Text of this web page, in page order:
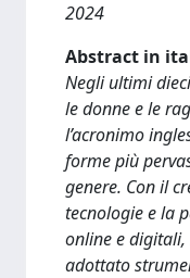
2024
Abstract in
Negli ultimi
le donne e le
l’acronimo
forme più
genere. Con il
tecnologie e la
online e digitali,
adottato